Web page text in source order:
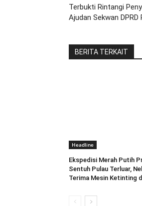
Terbukti Rintangi
Ajudan Sekwan
BERITA TERKAIT
Headline
Ekspedisi Merah Putih
Sentuh Pulau Terluar,
Terima Mesin Ketinting